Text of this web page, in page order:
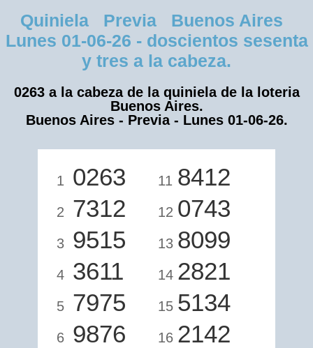
Quiniela Previa Buenos Aires
Lunes 01-06-26 - doscientos sesenta
y tres a la cabeza.
0263 a la cabeza de la quiniela de la loteria
Buenos Aires.
Buenos Aires - Previa - Lunes 01-06-26.
1 0263
2 7312
3 9515
4 3611
5 7975
6 9876
11 8412
12 0743
13 8099
14 2821
15 5134
16 2142